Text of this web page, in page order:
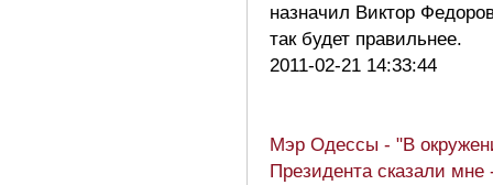
назначил Виктор
так будет правильнее.
2011-02-21 14:33:44
Мэр Одессы - "В
Президента сказали мне